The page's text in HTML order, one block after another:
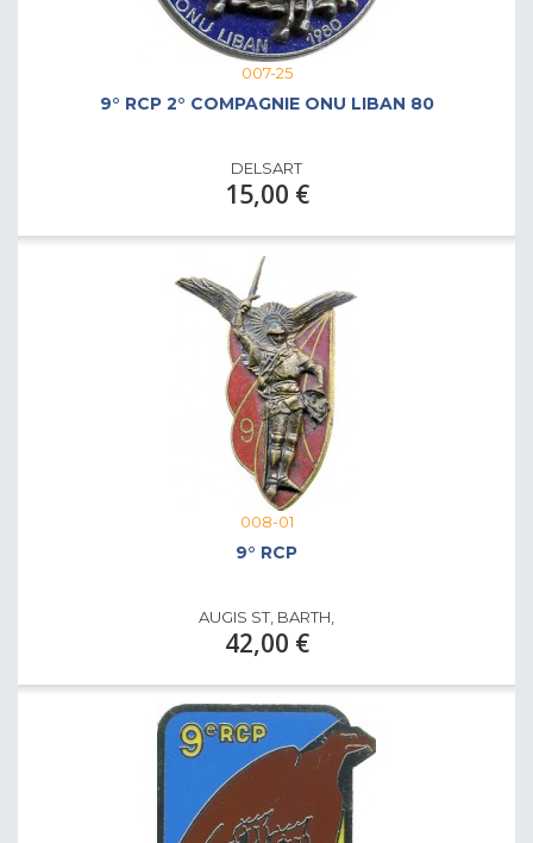
007-25
9° RCP 2° COMPAGNIE ONU LIBAN 80
DELSART
15,00 €
008-01
9° RCP
AUGIS ST, BARTH,
42,00 €